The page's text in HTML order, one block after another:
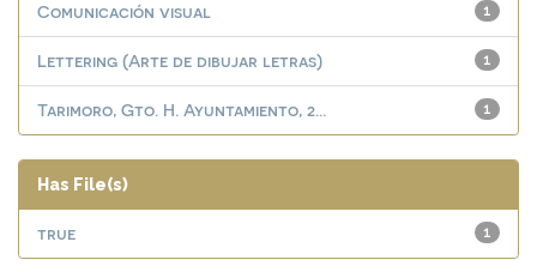
1
Comunicación visual
1
Lettering (Arte de dibujar letras)
1
Tarimoro, Gto. H. Ayuntamiento, 2...
Has File(s)
1
true